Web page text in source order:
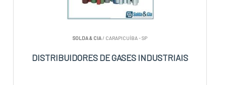
SOLDA & CIA/ CARAPICUÍBA - SP
DISTRIBUIDORES DE GASES INDUSTRIAIS